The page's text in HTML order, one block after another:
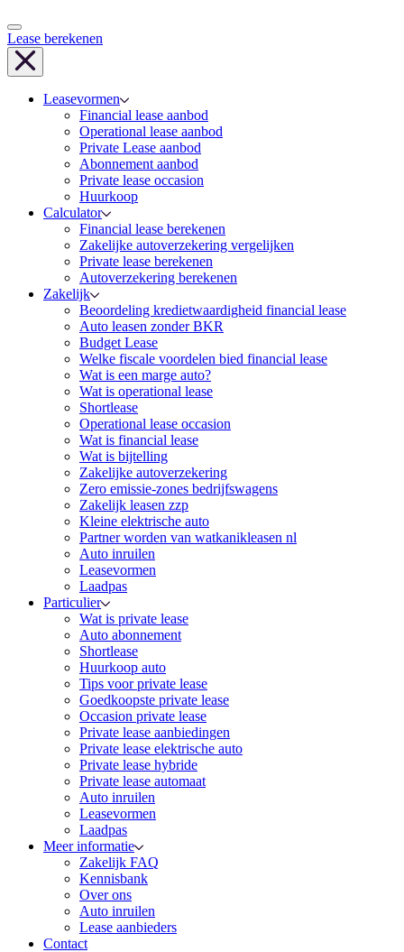
Lease berekenen
Leasevormen
Financial lease aanbod
Operational lease aanbod
Private Lease aanbod
Abonnement aanbod
Private lease occasion
Huurkoop
Calculator
Financial lease berekenen
Zakelijke autoverzekering vergelijken
Private lease berekenen
Autoverzekering berekenen
Zakelijk
Beoordeling kredietwaardigheid financial lease
Auto leasen zonder BKR
Budget Lease
Welke fiscale voordelen bied financial lease
Wat is een marge auto?
Wat is operational lease
Shortlease
Operational lease occasion
Wat is financial lease
Wat is bijtelling
Zakelijke autoverzekering
Zero emissie-zones bedrijfswagens
Zakelijk leasen zzp
Kleine elektrische auto
Partner worden van watkanikleasen nl
Auto inruilen
Leasevormen
Laadpas
Particulier
Wat is private lease
Auto abonnement
Shortlease
Huurkoop auto
Tips voor private lease
Goedkoopste private lease
Occasion private lease
Private lease aanbiedingen
Private lease elektrische auto
Private lease hybride
Private lease automaat
Auto inruilen
Leasevormen
Laadpas
Meer informatie
Zakelijk FAQ
Kennisbank
Over ons
Auto inruilen
Lease aanbieders
Contact